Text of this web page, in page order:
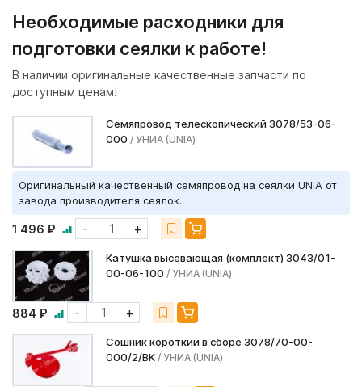
Необходимые расходники для
подготовки сеялки к работе!
В наличии оригинальные качественные запчасти по
доступным ценам!
Семяпровод телескопический 3078/53-06-
000 / УНИА (UNIA)
Оригинальный качественный семяпровод на сеялки UNIA от
завода производителя сеялок.
1 496 ₽ - +
Катушка высевающая (комплект) 3043/01-
00-06-100 / УНИА (UNIA)
884 ₽ - +
Сошник короткий в сборе 3078/70-00-
000/2/BK / УНИА (UNIA)